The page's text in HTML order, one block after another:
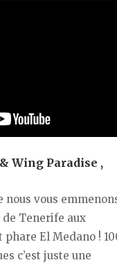
Wing Paradise ,
nous vous
de Tenerife aux
El Medano !
c’est juste une